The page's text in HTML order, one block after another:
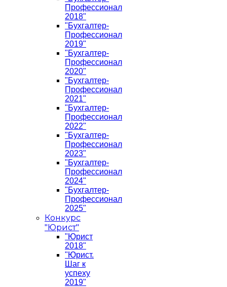
Профессионал
2018"
"Бухгалтер-
Профессионал
2019"
"Бухгалтер-
Профессионал
2020"
"Бухгалтер-
Профессионал
2021"
"Бухгалтер-
Профессионал
2022"
"Бухгалтер-
Профессионал
2023"
"Бухгалтер-
Профессионал
2024"
"Бухгалтер-
Профессионал
2025"
Конкурс
"Юрист"
"Юрист
2018"
"Юрист.
Шаг к
успеху
2019"